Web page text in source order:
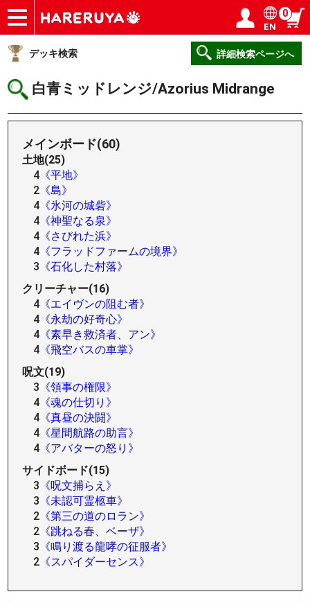
ショップ
買取
記事
デッキ検索
デッキ構築
選手一覧
店舗一覧
イベント
ヘルプ
お問い合わせ ログイン／会員登録
EN
0
デッキ検索 詳細検索ページへ
白青ミッドレンジ/Azorius Midrange
メインボード(60)
土地(25)
4 《平地》
2 《島》
4 《氷河の城砦》
4 《神聖なる泉》
4 《さびれた浜》
4 《フラッドファームの境界》
3 《石化した村落》
クリーチャー(16)
4 《エイヴンの阻む者》
4 《永劫の好奇心》
4 《素早き救済者、アン》
4 《飛空バスの車掌》
呪文(19)
3 《領事の権限》
4 《魂の仕切り》
4 《真昼の決闘》
4 《星間航路の助言》
4 《アバターの怒り》
サイドボード(15)
3 《呪文捕らえ》
3 《未認可霊柩車》
2 《第三の道のロラン》
2 《跳ねる春、ベーザ》
3 《鳴り渡る龍哮の征服者》
2 《スパイダーセンス》